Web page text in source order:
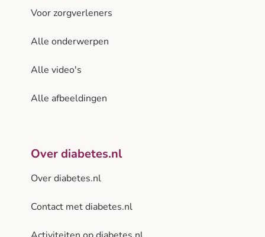
Voor zorgverleners
Alle onderwerpen
Alle video's
Alle afbeeldingen
Over diabetes.nl
Over diabetes.nl
Contact met diabetes.nl